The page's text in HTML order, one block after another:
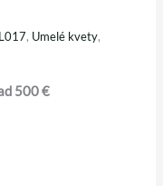
, Umelé kvety,
500 €